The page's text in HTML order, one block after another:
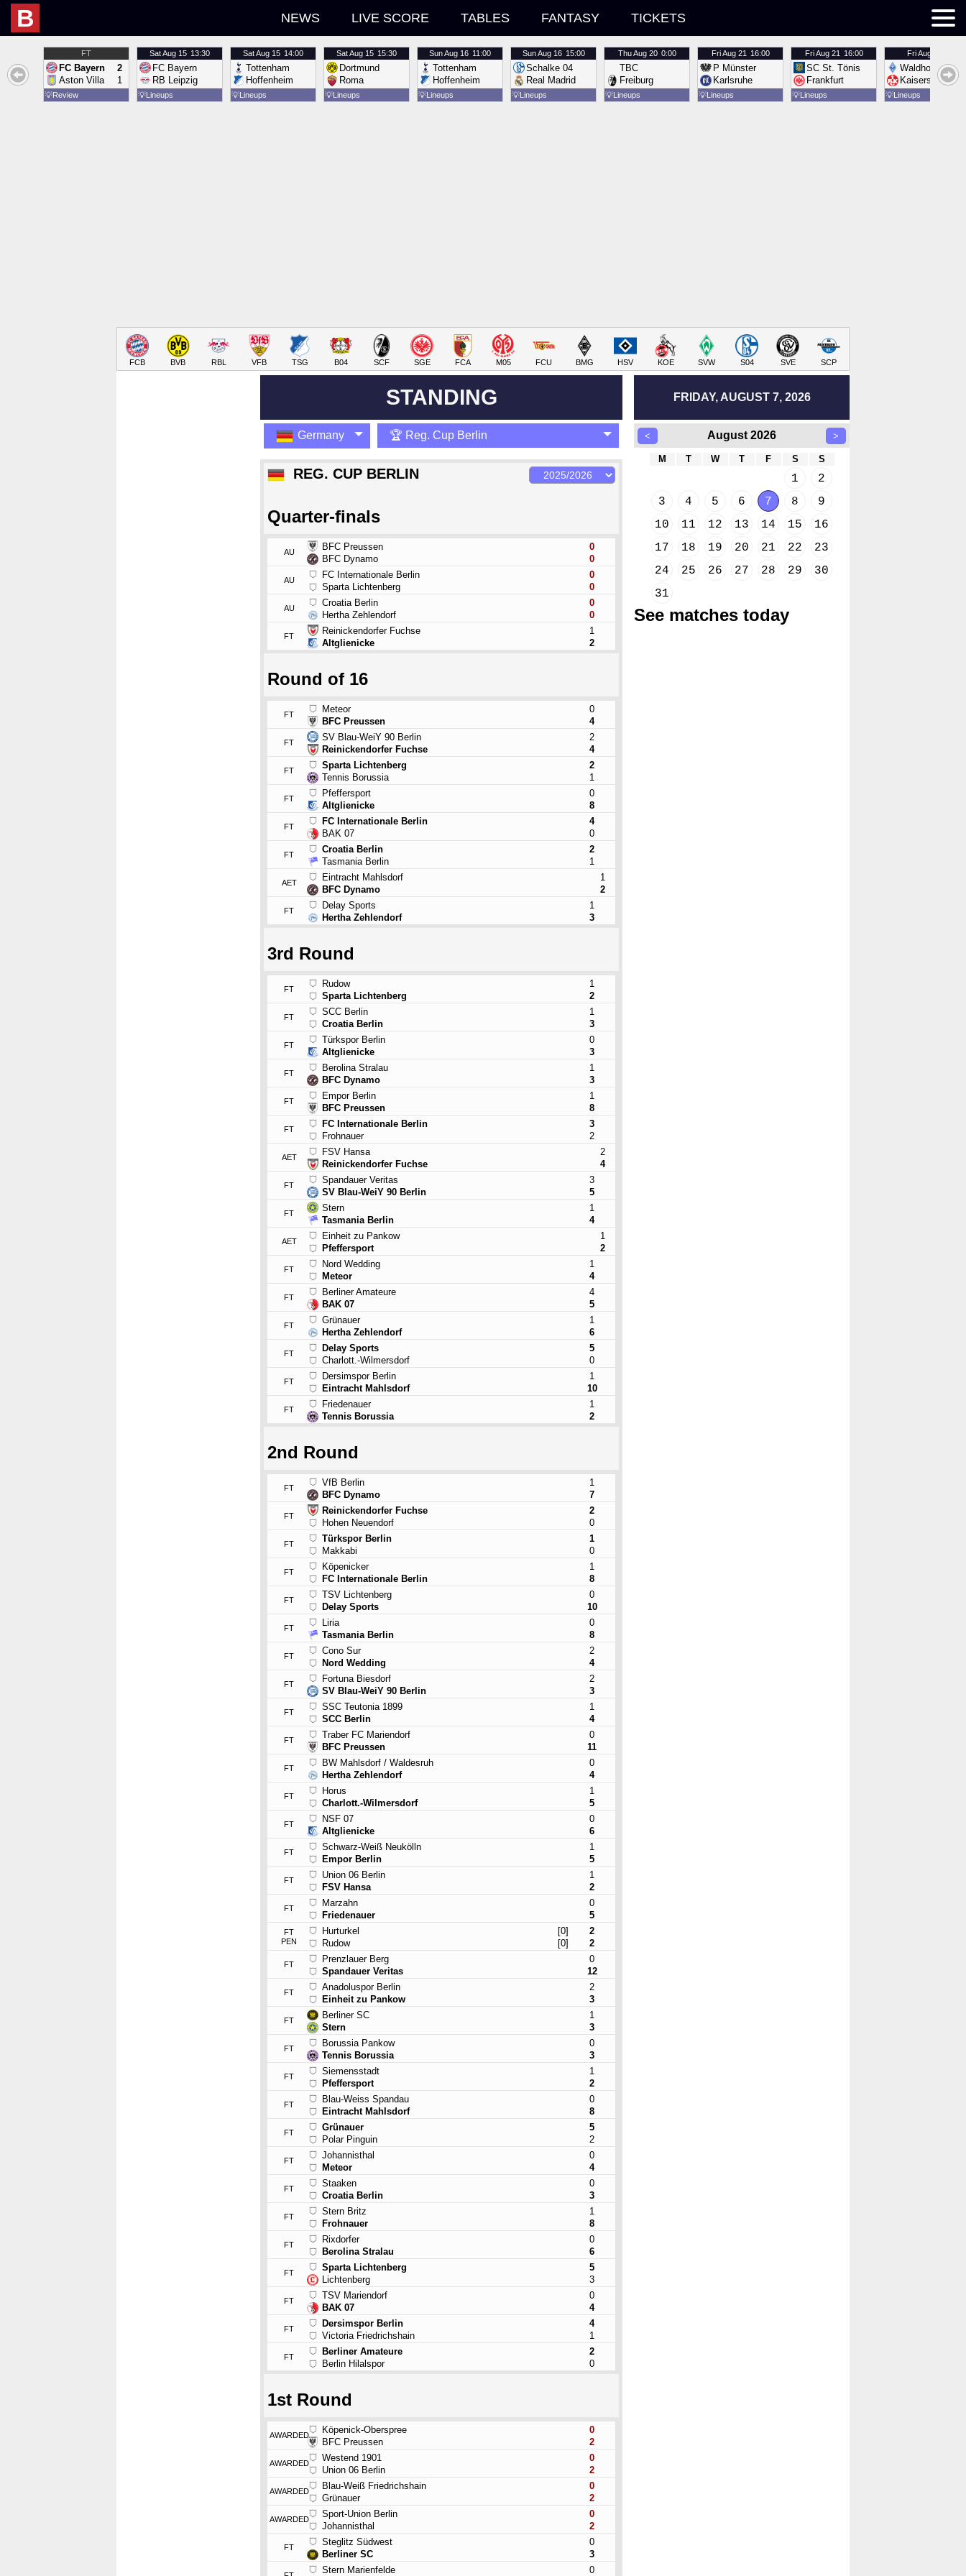
B NEWS LIVE SCORE TABLES FANTASY TICKETS
FT
FC Bayern
Aston Villa
2
1
💡Review
SatAug 15 13:30
FC Bayern
RB Leipzig
💡Lineups
SatAug 15 14:00
Tottenham
Hoffenheim
💡Lineups
SatAug 15 15:30
Dortmund
Roma
💡Lineups
SunAug 16 11:00
Tottenham
Hoffenheim
💡Lineups
SunAug 16 15:00
Schalke 04
Real Madrid
💡Lineups
ThuAug 20 0:00
TBC
Freiburg
💡Lineups
FriAug 21 16:00
P Münster
Karlsruhe
💡Lineups
FriAug 21 16:00
SC St. Tönis
Frankfurt
💡Lineups
FriAug 21
Waldhof
Kaiserslautern
💡Lineups
FCB BVB RBL VFB TSG B04 SCF SGE FCA M05 FCU BMG HSV KOE SVW S04 SVE SCP
FRIDAY, AUGUST 7, 2026
< August 2026 >
M T W T F S S
1
2
3
4 5 6 7 8
9
10
11 12 13 14 15
16
17
18 19 20 21 22
23
24
25 26 27 28 29
30
31
See matches today
STANDING
Germany 🏆 Reg. Cup Berlin
REG. CUP BERLIN
Quarter-finals
AU
BFC Preussen
BFC Dynamo
0
0
AU
FC Internationale Berlin
Sparta Lichtenberg
0
0
AU
Croatia Berlin
Hertha Zehlendorf
0
0
FT
Reinickendorfer Fuchse
Altglienicke
1
2
Round of 16
FT
Meteor
BFC Preussen
0
4
FT
SV Blau-WeiY 90 Berlin
Reinickendorfer Fuchse
2
4
FT
Sparta Lichtenberg
Tennis Borussia
2
1
FT
Pfeffersport
Altglienicke
0
8
FT
FC Internationale Berlin
BAK 07
4
0
FT
Croatia Berlin
Tasmania Berlin
2
1
AET
Eintracht Mahlsdorf
BFC Dynamo
1
2
FT
Delay Sports
Hertha Zehlendorf
1
3
3rd Round
FT
Rudow
Sparta Lichtenberg
1
2
FT
SCC Berlin
Croatia Berlin
1
3
FT
Türkspor Berlin
Altglienicke
0
3
FT
Berolina Stralau
BFC Dynamo
1
3
FT
Empor Berlin
BFC Preussen
1
8
FT
FC Internationale Berlin
Frohnauer
3
2
AET
FSV Hansa
Reinickendorfer Fuchse
2
4
FT
Spandauer Veritas
SV Blau-WeiY 90 Berlin
3
5
FT
Stern
Tasmania Berlin
1
4
AET
Einheit zu Pankow
Pfeffersport
1
2
FT
Nord Wedding
Meteor
1
4
FT
Berliner Amateure
BAK 07
4
5
FT
Grünauer
Hertha Zehlendorf
1
6
FT
Delay Sports
Charlott.-Wilmersdorf
5
0
FT
Dersimspor Berlin
Eintracht Mahlsdorf
1
10
FT
Friedenauer
Tennis Borussia
1
2
2nd Round
FT
VfB Berlin
BFC Dynamo
1
7
FT
Reinickendorfer Fuchse
Hohen Neuendorf
2
0
FT
Türkspor Berlin
Makkabi
1
0
FT
Köpenicker
FC Internationale Berlin
1
8
FT
TSV Lichtenberg
Delay Sports
0
10
FT
Liria
Tasmania Berlin
0
8
FT
Cono Sur
Nord Wedding
2
4
FT
Fortuna Biesdorf
SV Blau-WeiY 90 Berlin
2
3
FT
SSC Teutonia 1899
SCC Berlin
1
4
FT
Traber FC Mariendorf
BFC Preussen
0
11
FT
BW Mahlsdorf / Waldesruh
Hertha Zehlendorf
0
4
FT
Horus
Charlott.-Wilmersdorf
1
5
FT
NSF 07
Altglienicke
0
6
FT
Schwarz-Weiß Neukölln
Empor Berlin
1
5
FT
Union 06 Berlin
FSV Hansa
1
2
FT
Marzahn
Friedenauer
0
5
FT
PEN
Hurturkel
Rudow
[0]
2
[0]
2
FT
Prenzlauer Berg
Spandauer Veritas
0
12
FT
Anadoluspor Berlin
Einheit zu Pankow
2
3
FT
Berliner SC
Stern
1
3
FT
Borussia Pankow
Tennis Borussia
0
3
FT
Siemensstadt
Pfeffersport
1
2
FT
Blau-Weiss Spandau
Eintracht Mahlsdorf
0
8
FT
Grünauer
Polar Pinguin
5
2
FT
Johannisthal
Meteor
0
4
FT
Staaken
Croatia Berlin
0
3
FT
Stern Britz
Frohnauer
1
8
FT
Rixdorfer
Berolina Stralau
0
6
FT
Sparta Lichtenberg
Lichtenberg
5
3
FT
TSV Mariendorf
BAK 07
0
4
FT
Dersimspor Berlin
Victoria Friedrichshain
4
1
FT
Berliner Amateure
Berlin Hilalspor
2
0
1st Round
AWARDED
Köpenick-Oberspree
BFC Preussen
0
2
AWARDED
Westend 1901
Union 06 Berlin
0
2
AWARDED
Blau-Weiß Friedrichshain
Grünauer
0
2
AWARDED
Sport-Union Berlin
Johannisthal
0
2
FT
Steglitz Südwest
Berliner SC
0
3
Stern Marienfelde 0